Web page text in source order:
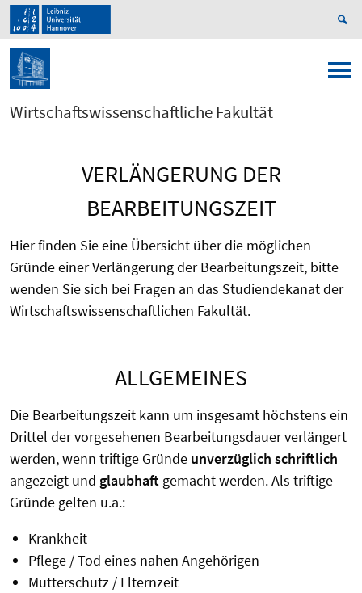
Wirtschaftswissenschaftliche Fakultät
VERLÄNGERUNG DER
BEARBEITUNGSZEIT
Hier finden Sie eine Übersicht über die möglichen
Gründe einer Verlängerung der Bearbeitungszeit, bitte
wenden Sie sich bei Fragen an das Studiendekanat der
Wirtschaftswissenschaftlichen Fakultät.
ALLGEMEINES
Die Bearbeitungszeit kann um insgesamt höchstens ein
Drittel der vorgesehenen Bearbeitungsdauer verlängert
werden, wenn triftige Gründe unverzüglich schriftlich
angezeigt und glaubhaft gemacht werden. Als triftige
Gründe gelten u.a.:
Krankheit
Pflege / Tod eines nahen Angehörigen
Mutterschutz / Elternzeit